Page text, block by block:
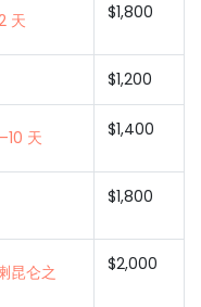
天 $1,800
$1,200
天 $1,400
$1,800
昆仑之
$2,000